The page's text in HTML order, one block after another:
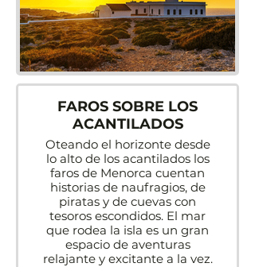
FAROS SOBRE LOS
ACANTILADOS
Oteando el horizonte desde
lo alto de los acantilados los
faros de Menorca cuentan
historias de naufragios, de
piratas y de cuevas con
tesoros escondidos. El mar
que rodea la isla es un gran
espacio de aventuras
relajante y excitante a la vez.